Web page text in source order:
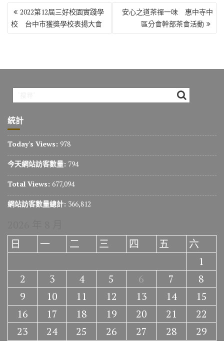
文
章
導
2022第12屆三好校園實踐學
校 台中市獲獎學校表揚大會
安心之道茶禪一味 惠中寺中
區分會幹部茶會活動
統計
Today's Views: 978
今天網站訪客數量: 794
Total Views: 677,094
網站訪客數量總計: 366,812
日
一 二 三 四 五
六
1
2
3 4 5 6 7
8
9
10 11 12 13 14
15
16
17 18 19 20 21
22
23
24 25 26 27 28
29